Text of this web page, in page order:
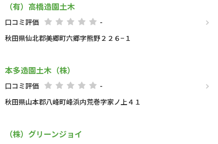
（有）高橋造園土木
口コミ評価
-
秋田県仙北郡美郷町六郷字熊野２２６−１
本多造園土木（株）
口コミ評価
-
秋田県山本郡八峰町峰浜内荒巻字家ノ上４１
（株）グリーンジョイ